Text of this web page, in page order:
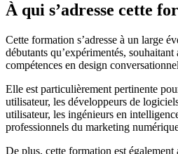
À qui s’adresse cette
Cette formation s’adresse à un large
débutants qu’expérimentés,
compétences en design
Elle est particulièrement pertinente
utilisateur, les développeurs de
utilisateur, les ingénieurs en
professionnels du marketing
De plus, cette formation est